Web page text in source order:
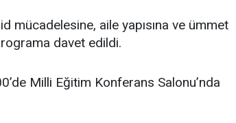
mücadelesine, aile yapısına ve ümmet
davet edildi.
Milli Eğitim Konferans Salonu’nda